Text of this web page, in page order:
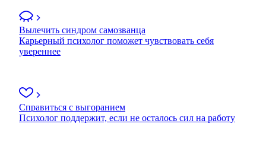
Вылечить синдром самозванца
Карьерный психолог поможет чувствовать себя
увереннее
Справиться с выгоранием
Психолог поддержит, если не осталось сил на работу